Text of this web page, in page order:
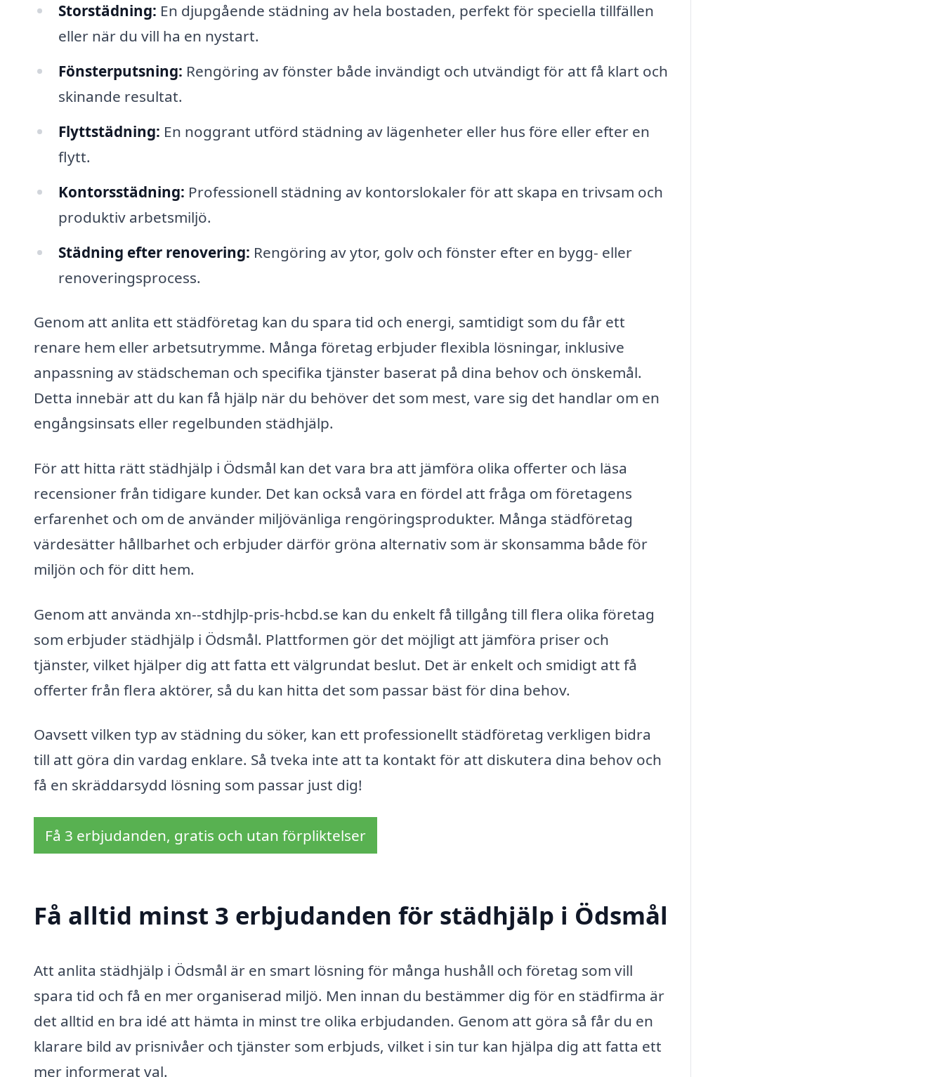
Storstädning: En djupgående städning av hela bostaden, perfekt för speciella tillfällen
eller när du vill ha en nystart.
Fönsterputsning: Rengöring av fönster både invändigt och utvändigt för att få klart och
skinande resultat.
Flyttstädning: En noggrant utförd städning av lägenheter eller hus före eller efter en
flytt.
Kontorsstädning: Professionell städning av kontorslokaler för att skapa en trivsam och
produktiv arbetsmiljö.
Städning efter renovering: Rengöring av ytor, golv och fönster efter en bygg- eller
renoveringsprocess.
Genom att anlita ett städföretag kan du spara tid och energi, samtidigt som du får ett
renare hem eller arbetsutrymme. Många företag erbjuder flexibla lösningar, inklusive
anpassning av städscheman och specifika tjänster baserat på dina behov och önskemål.
Detta innebär att du kan få hjälp när du behöver det som mest, vare sig det handlar om en
engångsinsats eller regelbunden städhjälp.
För att hitta rätt städhjälp i Ödsmål kan det vara bra att jämföra olika offerter och läsa
recensioner från tidigare kunder. Det kan också vara en fördel att fråga om företagens
erfarenhet och om de använder miljövänliga rengöringsprodukter. Många städföretag
värdesätter hållbarhet och erbjuder därför gröna alternativ som är skonsamma både för
miljön och för ditt hem.
Genom att använda xn--stdhjlp-pris-hcbd.se kan du enkelt få tillgång till flera olika företag
som erbjuder städhjälp i Ödsmål. Plattformen gör det möjligt att jämföra priser och
tjänster, vilket hjälper dig att fatta ett välgrundat beslut. Det är enkelt och smidigt att få
offerter från flera aktörer, så du kan hitta det som passar bäst för dina behov.
Oavsett vilken typ av städning du söker, kan ett professionellt städföretag verkligen bidra
till att göra din vardag enklare. Så tveka inte att ta kontakt för att diskutera dina behov och
få en skräddarsydd lösning som passar just dig!
Få 3 erbjudanden, gratis och utan förpliktelser
Få alltid minst 3 erbjudanden för städhjälp i Ödsmål
Att anlita städhjälp i Ödsmål är en smart lösning för många hushåll och företag som vill
spara tid och få en mer organiserad miljö. Men innan du bestämmer dig för en städfirma är
det alltid en bra idé att hämta in minst tre olika erbjudanden. Genom att göra så får du en
klarare bild av prisnivåer och tjänster som erbjuds, vilket i sin tur kan hjälpa dig att fatta ett
mer informerat val.